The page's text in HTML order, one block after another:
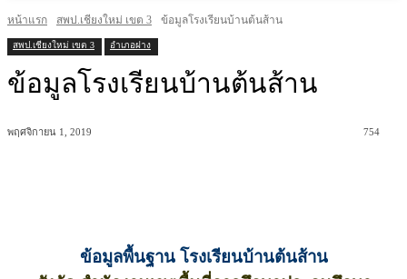
หน้าแรก สพป.เชียงใหม่ เขต 3 ข้อมูลโรงเรียนบ้านต้นส้าน
สพป.เชียงใหม่ เขต 3 อำเภอฝาง
ข้อมูลโรงเรียนบ้านต้นส้าน
พฤศจิกายน 1, 2019 754
ข้อมูลพื้นฐาน โรงเรียนบ้านต้นส้าน